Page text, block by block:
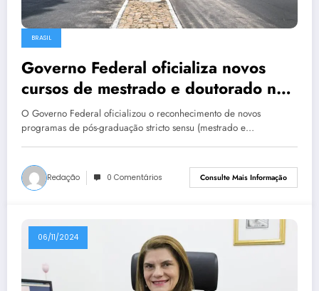
BRASIL
Governo Federal oficializa novos
cursos de mestrado e doutorado na
UFPI e IFPI
O Governo Federal oficializou o reconhecimento de novos
programas de pós-graduação stricto sensu (mestrado e…
Redação 0 Comentários Consulte Mais Informação
06/11/2024